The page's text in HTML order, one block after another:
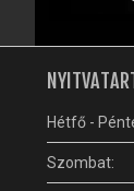
Hétfő -
Szombat: